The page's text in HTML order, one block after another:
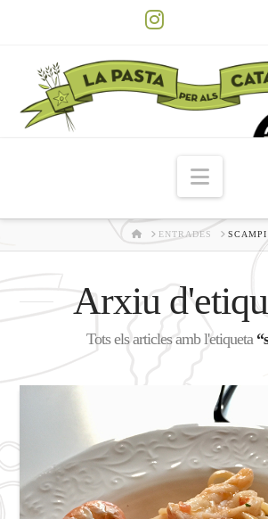
HOMEENTRADES SCAMPI
Arxiu
Tots els articles amb l'etiqueta